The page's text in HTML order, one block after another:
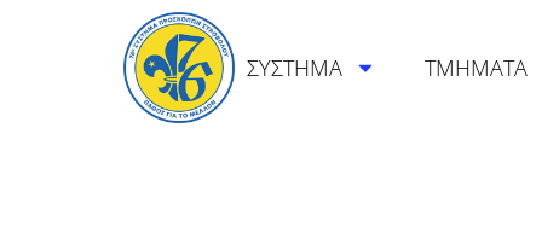
ΣΥΣΤΗΜΑ ΤΜΗΜΑΤΑ